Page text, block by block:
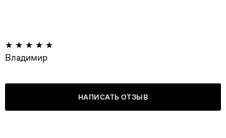
Владимир
НАПИСАТЬ ОТЗЫВ